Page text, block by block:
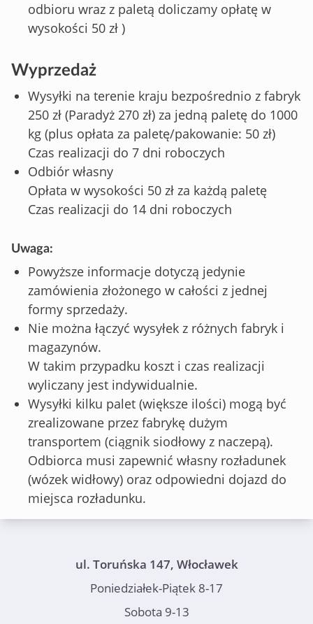
odbioru wraz z paletą doliczamy opłatę w
wysokości 50 zł )
Wyprzedaż
Wysyłki na terenie kraju bezpośrednio z fabryk
250 zł (Paradyż 270 zł) za jedną paletę do 1000
kg (plus opłata za paletę/pakowanie: 50 zł)
Czas realizacji do 7 dni roboczych
Odbiór własny
Opłata w wysokości 50 zł za każdą paletę
Czas realizacji do 14 dni roboczych
Uwaga:
Powyższe informacje dotyczą jedynie
zamówienia złożonego w całości z jednej
formy sprzedaży.
Nie można łączyć wysyłek z różnych fabryk i
magazynów.
W takim przypadku koszt i czas realizacji
wyliczany jest indywidualnie.
Wysyłki kilku palet (większe ilości) mogą być
zrealizowane przez fabrykę dużym
transportem (ciągnik siodłowy z naczepą).
Odbiorca musi zapewnić własny rozładunek
(wózek widłowy) oraz odpowiedni dojazd do
miejsca rozładunku.
ul. Toruńska 147, Włocławek
Poniedziałek-Piątek 8-17
Sobota 9-13